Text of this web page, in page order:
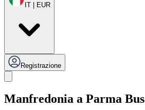
IT | EUR
Registrazione
Manfredonia a Parma Bus